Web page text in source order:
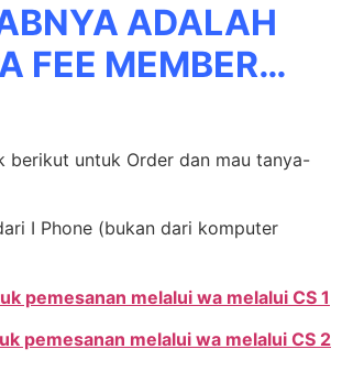
ADALAH
FEE MEMBER…
berikut untuk Order dan mau tanya-
I Phone (bukan dari komputer
pemesanan melalui wa melalui CS 1
pemesanan melalui wa melalui CS 2